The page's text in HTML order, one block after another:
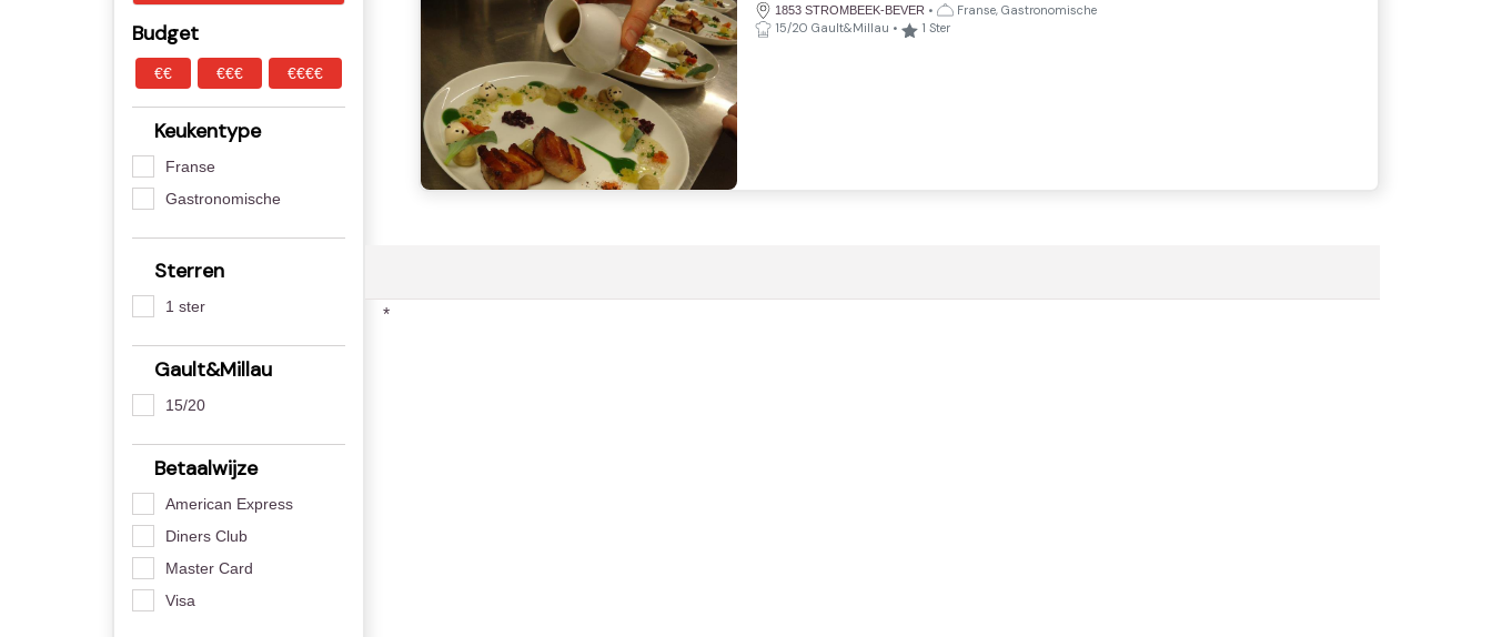
Budget
€€ €€€ €€€€
Keukentype
Franse
Gastronomische
Sterren
1 ster
Gault&Millau
15/20
Betaalwijze
American Express
Diners Club
Master Card
Visa
1853 STROMBEEK-BEVER •
Franse, Gastronomische
15/20 Gault&Millau • 1 Ster
*